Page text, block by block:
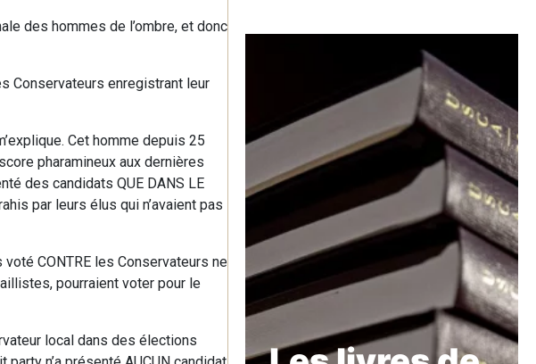
des hommes de l’ombre, et donc
Conservateurs enregistrant leur
Cet homme depuis 25
pharamineux aux dernières
des candidats QUE DANS LE
par leurs élus qui n’avaient pas
CONTRE les Conservateurs ne
pourraient voter pour le
local dans des élections